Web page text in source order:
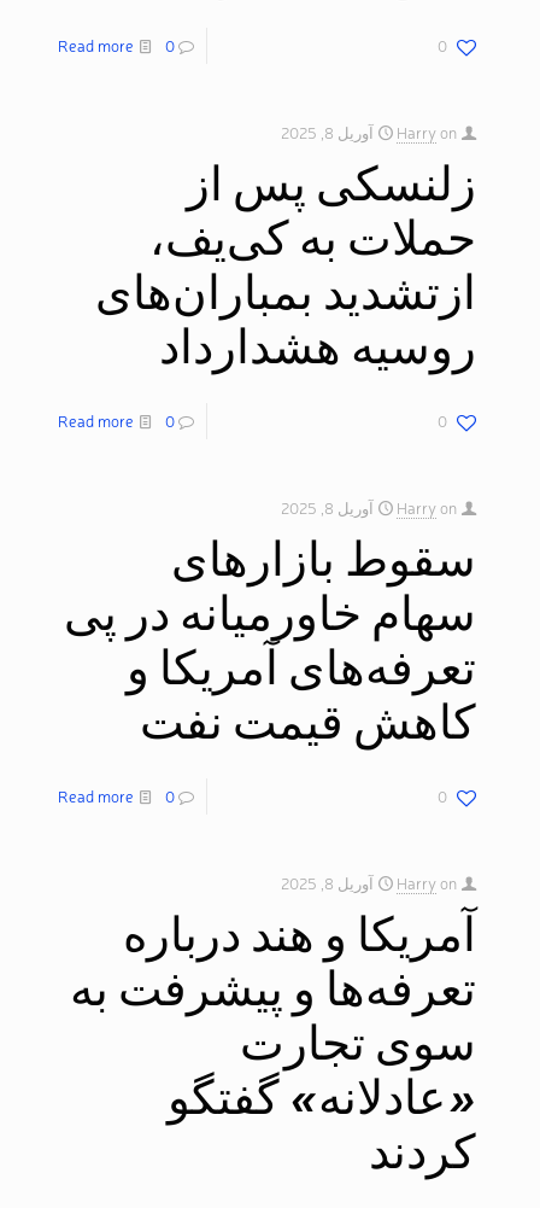
0
0
Read more
Harryon آوریل 8, 2025
زلنسکی پس از
حملات به کی‌یف،
ازتشدید بمباران‌های
روسیه هشدارداد​
0
0
Read more
Harryon آوریل 8, 2025
سقوط بازارهای
سهام خاورمیانه در پی
تعرفه‌های آمریکا و
کاهش قیمت نفت​
0
0
Read more
Harryon آوریل 8, 2025
آمریکا و هند درباره
تعرفه‌ها و پیشرفت به
سوی تجارت
«عادلانه» گفتگو
کردند​